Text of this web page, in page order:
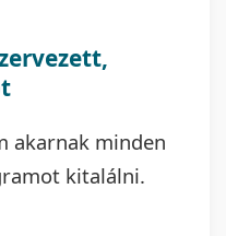
akarnak minden
kitalálni.